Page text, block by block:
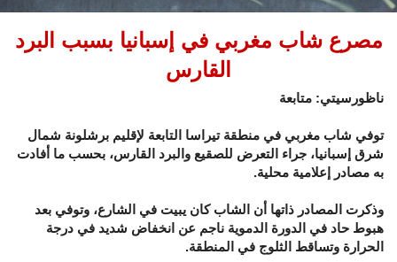
مصرع شاب مغربي في إسبانيا بسبب البرد
القارس
ناظورسيتي: متابعة
توفي شاب مغربي في منطقة تيراسا التابعة لإقليم برشلونة شمال
شرق إسبانيا، جراء التعرض للصقيع والبرد القارس، بحسب ما أفادت
به مصادر إعلامية محلية.
وذكرت المصادر ذاتها أن الشاب كان يبيت في الشارع، وتوفي بعد
هبوط حاد في الدورة الدموية ناجم عن انخفاض شديد في درجة
الحرارة وتساقط الثلوج في المنطقة.